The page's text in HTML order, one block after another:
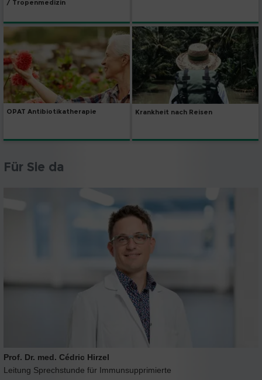
/ Tropenmedizin
OPAT Antibiotikatherapie Krankheit nach Reisen
Für Sie da
Prof. Dr. med. Cédric Hirzel
Leitung Sprechstunde für Immunsupprimierte